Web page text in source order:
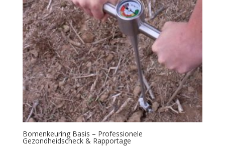
Bomenkeuring Basis – Professionele
Gezondheidscheck & Rapportage